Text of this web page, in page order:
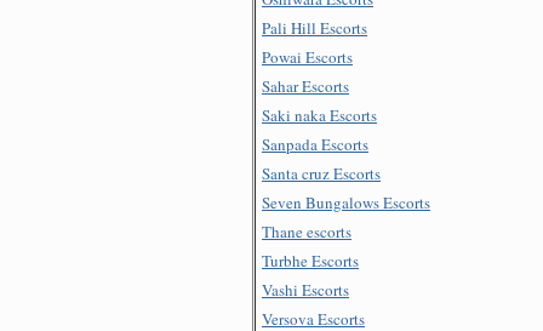
Pali Hill Escorts
Powai Escorts
Sahar Escorts
Saki naka Escorts
Sanpada Escorts
Santa cruz Escorts
Seven Bungalows Escorts
Thane escorts
Turbhe Escorts
Vashi Escorts
Versova Escorts